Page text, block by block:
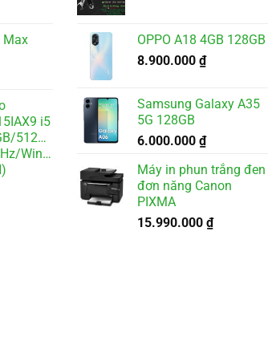
Max
i5
512GB/6GB
Win11
OPPO A18 4GB 128GB
8.900.000 ₫
Samsung Galaxy A35
5G 128GB
6.000.000 ₫
Máy in phun trắng đen
đơn năng Canon
PIXMA
15.990.000 ₫